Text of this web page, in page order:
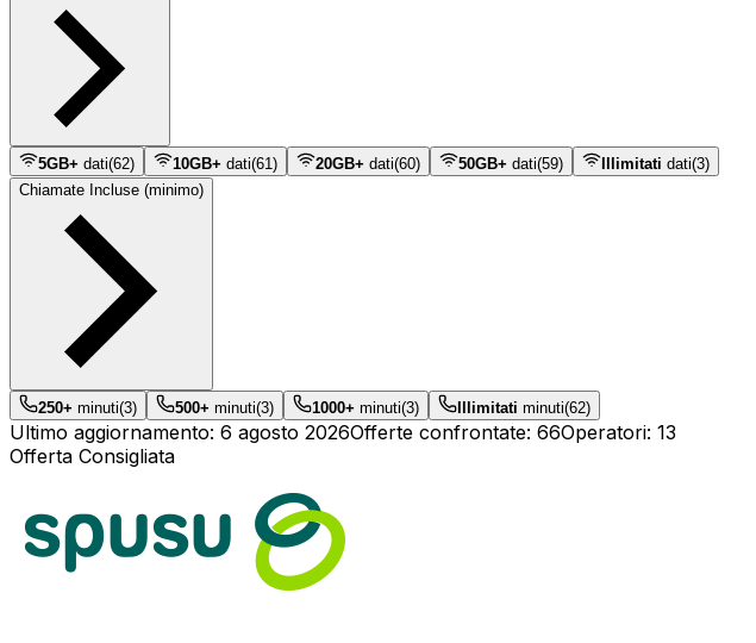
5GB+ dati(62) 10GB+ dati(61) 20GB+ dati(60) 50GB+ dati(59) Illimitati dati(3)
Chiamate Incluse (minimo)
250+ minuti(3) 500+ minuti(3) 1000+ minuti(3) Illimitati minuti(62)
Ultimo aggiornamento: 6 agosto 2026Offerte confrontate: 66Operatori: 13
Offerta Consigliata